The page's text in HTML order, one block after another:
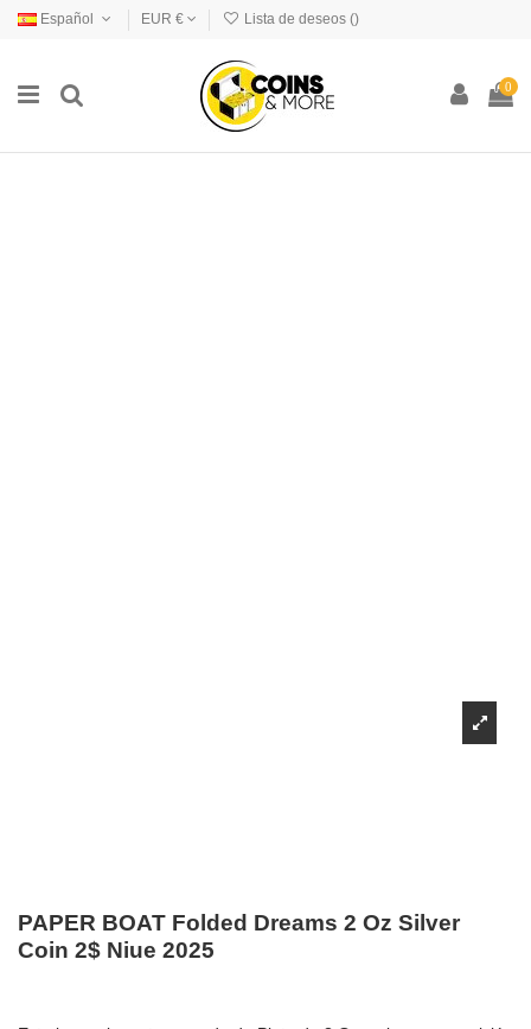
Español EUR € Lista de deseos ()
0
PAPER BOAT Folded Dreams 2 Oz Silver
Coin 2$ Niue 2025